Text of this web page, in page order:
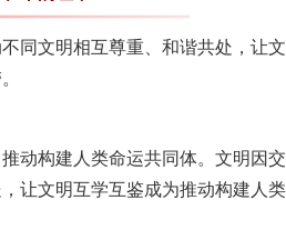
同文明相互尊重、和谐共处，让
动构建人类命运共同体。文明因
让文明互学互鉴成为推动构建人